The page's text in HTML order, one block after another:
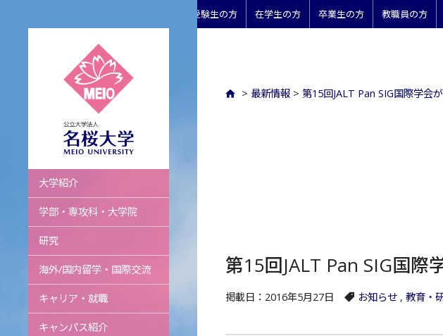
受験生の方 在学生の方 卒業生の方 教職員の方
名桜大学
大学紹介
学部・専攻科・大学院
研究
海外/国内留学・国際交流
キャリア・就職
キャンパス紹介
> 最新情報 > 第15回JALT Pan SIG国際学会
第15回JALT Pan SIG国際
掲載日：2016年5月27日 お知らせ , 教育・